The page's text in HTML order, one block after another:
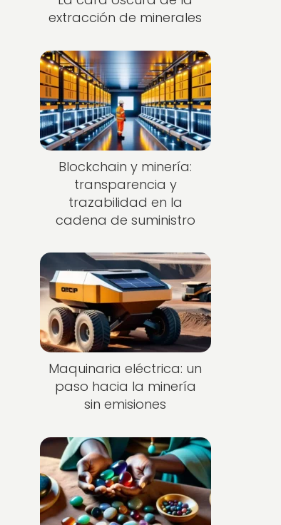
extracción de minerales
Blockchain y minería:
transparencia y
trazabilidad en la
cadena de suministro
Maquinaria eléctrica: un
paso hacia la minería
sin emisiones